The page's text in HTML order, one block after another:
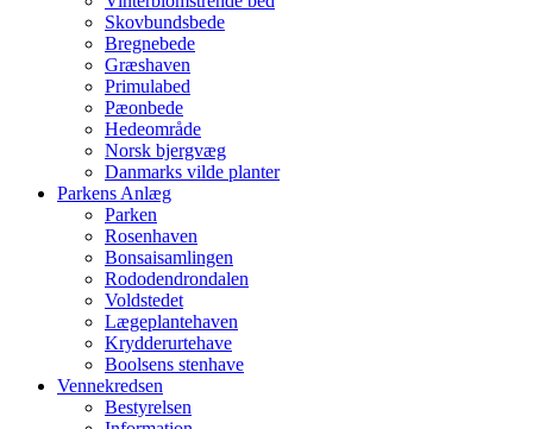
Skovbundsbede
Bregnebede
Græshaven
Primulabed
Pæonbede
Hedeområde
Norsk bjergvæg
Danmarks vilde planter
Parkens Anlæg
Parken
Rosenhaven
Bonsaisamlingen
Rododendrondalen
Voldstedet
Lægeplantehaven
Krydderurtehave
Boolsens stenhave
Vennekredsen
Bestyrelsen